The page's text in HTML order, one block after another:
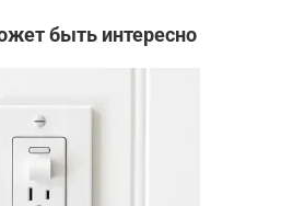
быть интересно